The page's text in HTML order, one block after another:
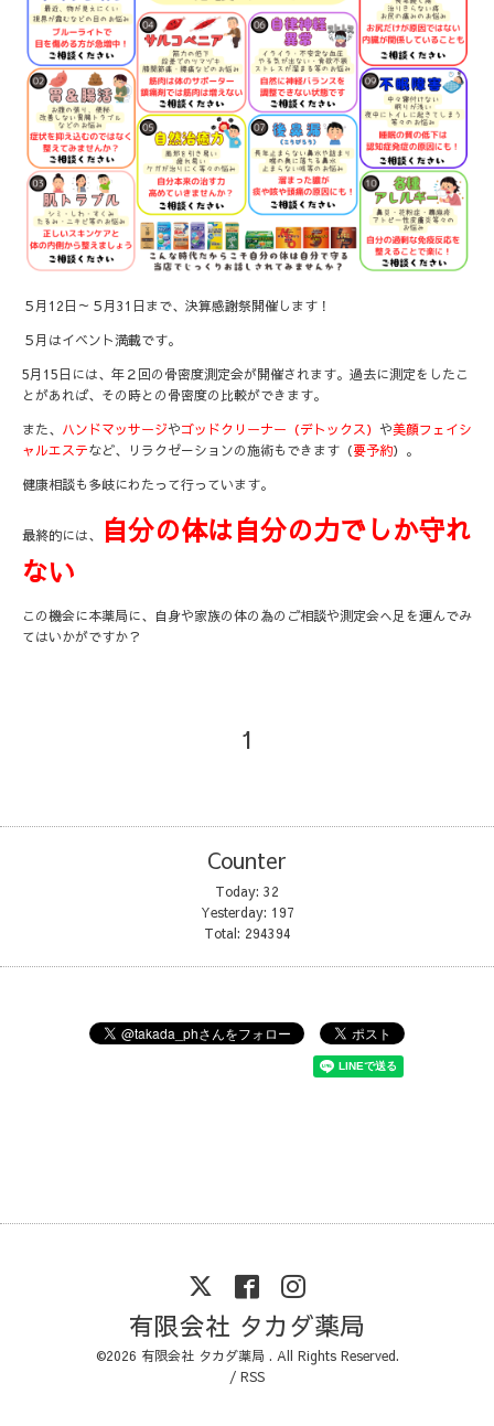
５月12日～５月31日まで、決算感謝祭開催します！
５月はイベント満載です。
5月15日には、年２回の骨密度測定会が開催されます。過去に測定をしたこ
とがあれば、その時との骨密度の比較ができます。
また、 ハンドマッサージやゴッドクリーナー（デトックス） や美顔フェイシ
ャルエステなど、リラクゼ－ションの施術もできます（要予約）。
健康相談も多岐にわたって行っています。
最終的には、
自分の体は自分の力でしか守れ
ない
この機会に本薬局に、自身や家族の体の為のご相談や測定会へ足を運んでみ
てはいかがですか？
1
Counter
Today: 32
Yesterday: 197
Total: 294394
有限会社 タカダ薬局
©2026 有限会社 タカダ薬局 . All Rights Reserved.
/ RSS